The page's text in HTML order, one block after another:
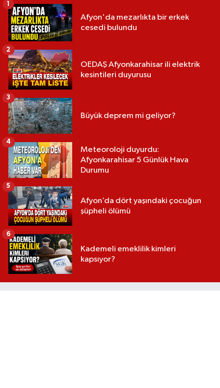
Afyon'da mezarlıkta bir erkek
cesedi bulundu
1
OEDAŞ Afyonkarahisar ili elektrik
kesintileri duyurusu
2
Büyük deprem mi geliyor?
3
Meteoroloji duyurdu:
Afyonkarahisar 5 Günlük Hava
Durumu
4
Afyon’da dört yaşındaki çocuğun
şüpheli ölümü
5
Kademeli emeklilik kimleri
kapsıyor?
6